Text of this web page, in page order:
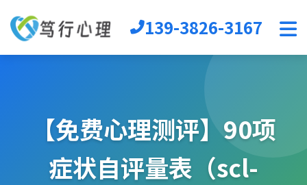
音乐放松椅
心理沙盘
宣泄设备
团辅器材
139-3826-3167
【免费心理测评】90项
症状自评量表（scl-